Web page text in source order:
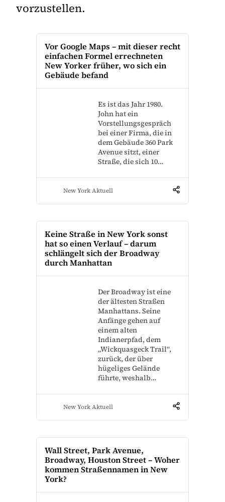
vorzustellen.
Vor Google Maps – mit dieser recht
einfachen Formel errechneten
New Yorker früher, wo sich ein
Gebäude befand
Es ist das Jahr 1980.
John hat ein
Vorstellungsgespräch
bei einer Firma, die in
dem Gebäude 360 Park
Avenue sitzt, einer
Straße, die sich 10…
New York Aktuell
Keine Straße in New York sonst
hat so einen Verlauf – darum
schlängelt sich der Broadway
durch Manhattan
Der Broadway ist eine
der ältesten Straßen
Manhattans. Seine
Anfänge gehen auf
einem alten
Indianerpfad, dem
„Wickquasgeck Trail“,
zurück, der über
hügeliges Gelände
führte, weshalb…
New York Aktuell
Wall Street, Park Avenue,
Broadway, Houston Street – Woher
kommen Straßennamen in New
York?